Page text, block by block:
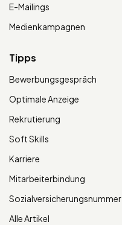
E-Mailings
Medienkampagnen
Tipps
Bewerbungsgespräch
Optimale Anzeige
Rekrutierung
Soft Skills
Karriere
Mitarbeiterbindung
Sozialversicherungsnummer
Alle Artikel